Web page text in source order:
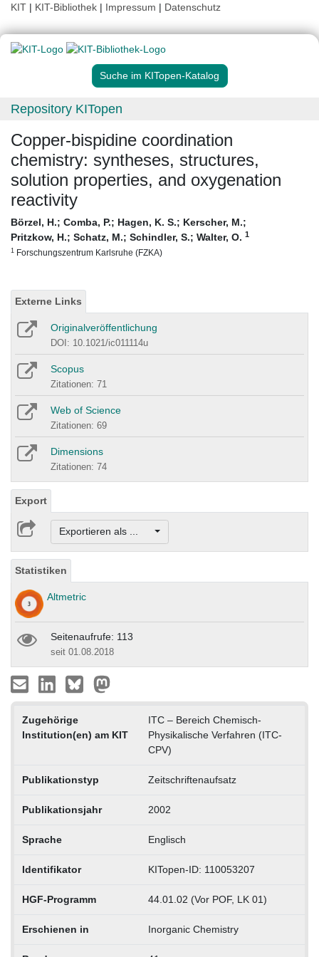
KIT | KIT-Bibliothek | Impressum | Datenschutz
Suche im KITopen-Katalog
Repository KITopen
Copper-bispidine coordination
chemistry: syntheses, structures,
solution properties, and oxygenation
reactivity
Börzel, H.; Comba, P.; Hagen, K. S.; Kerscher, M.;
Pritzkow, H.; Schatz, M.; Schindler, S.; Walter, O. 1
1 Forschungszentrum Karlsruhe (FZKA)
Externe Links
Originalveröffentlichung
DOI: 10.1021/ic011114u
Scopus
Zitationen: 71
Web of Science
Zitationen: 69
Dimensions
Zitationen: 74
Export
Exportieren als ...
Statistiken
Altmetric
Seitenaufrufe: 113
seit 01.08.2018
Zugehörige
Institution(en) am KIT
ITC – Bereich Chemisch-
Physikalische Verfahren (ITC-
CPV)
Publikationstyp Zeitschriftenaufsatz
Publikationsjahr 2002
Sprache Englisch
Identifikator KITopen-ID: 110053207
HGF-Programm 44.01.02 (Vor POF, LK 01)
Erschienen in Inorganic Chemistry